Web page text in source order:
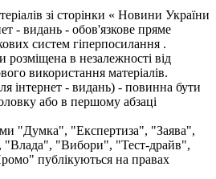
зі сторінки « Новини України
- видань - обов'язкове пряме
систем гіперпосилання .
в незалежності від
використання матеріалів.
інтернет - видань) - повинна бути
або в першому абзаці
"Думка", "Експертиза", "Заява",
"Влада", "Вибори", "Тест-драйв",
публікуються на правах